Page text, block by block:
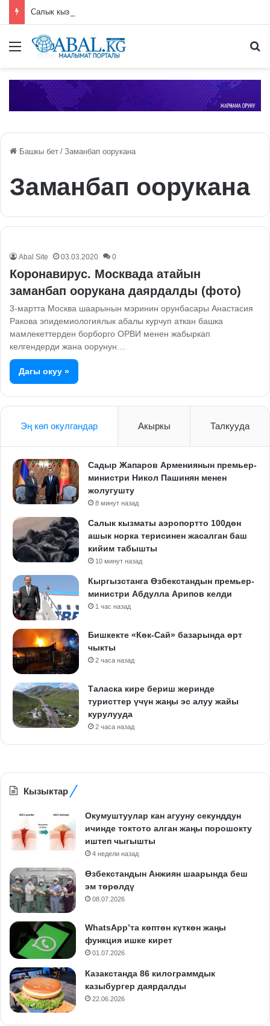
Меню
Башкы бет / Заманбап оорукана
Заманбап оорукана
Abal Site 03.03.2020 0
Коронавирус. Москвада атайын
заманбап оорукана даярдалды (фото)
3-мартта Москва шаарынын мэринин орунбасары Анастасия
Ракова эпидемиологиялык абалы курчуп аткан башка
мамлекеттерден борборго ОРВИ менен жабыркап
келгендерди жана оорунун…
Дагы окуу »
Эң көп окулгандар Акыркы Талкууда
Садыр Жапаров Армениянын премьер-
министри Никол Пашинян менен
жолугушту
8 минут назад
Салык кызматы аэропортто 100дөн
ашык норка терисинен жасалган баш
кийим табышты
10 минут назад
Кыргызстанга Өзбекстандын премьер-
министри Абдулла Арипов келди
1 час назад
Бишкекте «Көк-Сай» базарында өрт
чыкты
2 часа назад
Таласка кире бериш жеринде
туристтер үчүн жаңы эс алуу жайы
курулууда
2 часа назад
Кызыктар
Окумуштуулар кан агууну секунддун
ичинде токтото алган жаңы порошокту
иштеп чыгышты
4 недели назад
Өзбекстандын Анжиян шаарында беш
эм төрөлдү
08.07.2026
WhatsApp’та көптөн күткөн жаңы
функция ишке кирет
01.07.2026
Казакстанда 86 килограммдык
казыбургер даярдалды
22.06.2026